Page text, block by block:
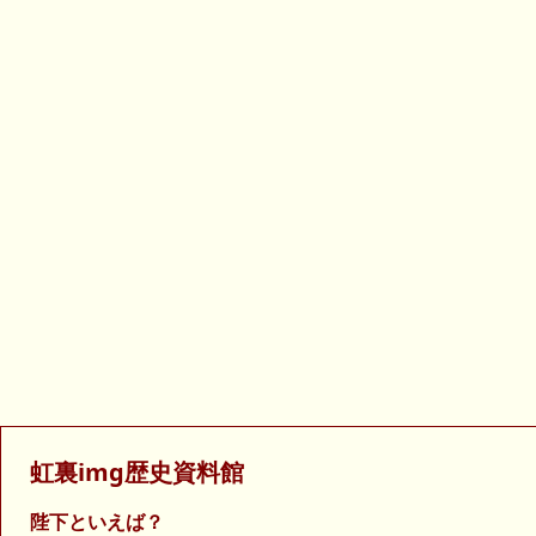
虹裏img歴史資料館
陛下といえば？